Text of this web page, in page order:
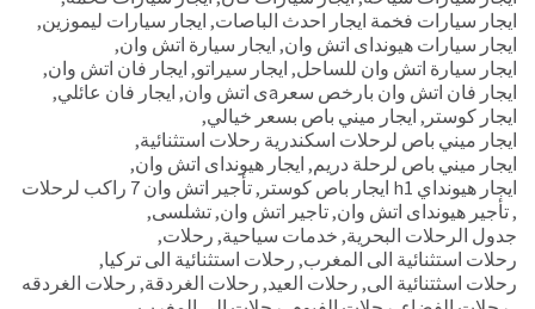
ايجار سيارات فخمة ايجار احدث الباصات, ايجار سيارات ليموزين,
ايجار سيارات هيونداى اتش وان, ايجار سيارة اتش وان,
ايجار سيارة اتش وان للساحل, ايجار سيراتو, ايجار فان اتش وان,
ايجار فان اتش وان بارخص سعرaى اتش وان
, ايجار فان عائلي,
ايجار كوستر , ايجار ميني باص بسعر خيالي,
ايجار ميني باص لرحلات اسكندرية رحلات استثنائية,
ايجار ميني باص لرحلة دريم, ايجار هيونداى اتش وان,
ايجار هيونداي h1 ايجار باص كوستر
,تأجير اتش وان 7 راكب لرحلات
,تأجير هيونداى اتش وان,تاجير اتش وان,تشلسى,
جدول الرحلات البحرية, خدمات سياحية, رحلات,
رحلات استثنائية الى المغرب, رحلات استثنائية الى تركيا,
رحلات اسثتنائية الى, رحلات العيد, رحلات الغردقة, رحلات الغردقه